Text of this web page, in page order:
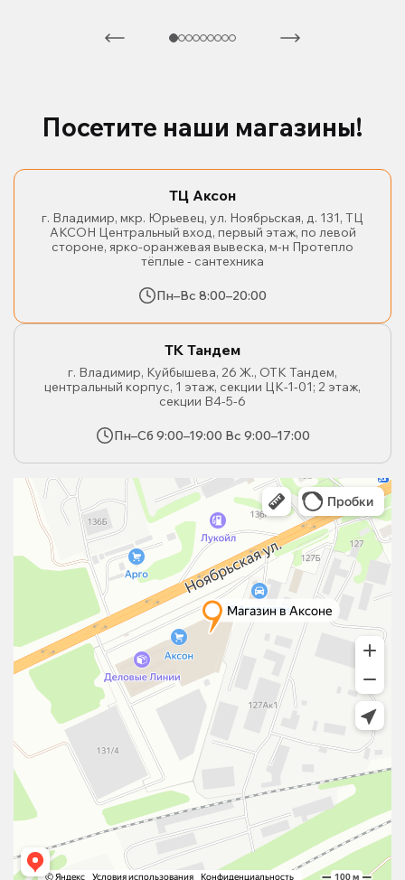
Посетите наши магазины!
ТЦ Аксон
г. Владимир, мкр. Юрьевец, ул. Ноябрьская, д. 131, ТЦ
АКСОН Центральный вход, первый этаж, по левой
стороне, ярко-оранжевая вывеска, м-н Протепло
тёплые - сантехника
Пн–Вс 8:00–20:00
ТК Тандем
г. Владимир, Куйбышева, 26 Ж., ОТК Тандем,
центральный корпус, 1 этаж, секции ЦК-1-01; 2 этаж,
секции В4-5-6
Пн–Сб 9:00–19:00 Вс 9:00–17:00